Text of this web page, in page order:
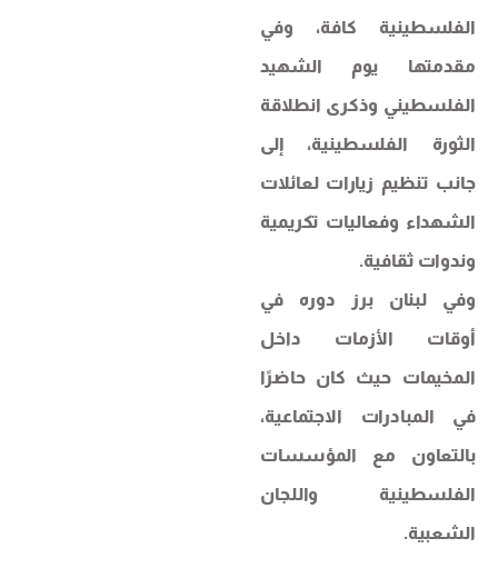
الفلسطينية كافة، وفي
مقدمتها يوم الشهيد
الفلسطيني وذكرى انطلاقة
الثورة الفلسطينية، إلى
جانب تنظيم زيارات لعائلات
الشهداء وفعاليات تكريمية
وندوات ثقافية.
وفي لبنان برز دوره في
أوقات الأزمات داخل
المخيمات حيث كان حاضرًا
في المبادرات الاجتماعية،
بالتعاون مع المؤسسات
الفلسطينية واللجان
الشعبية.